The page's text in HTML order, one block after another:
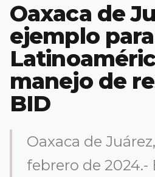
Oaxaca de
ejemplo para
manejo de
BID
Oaxaca de
febrero de 2024.-